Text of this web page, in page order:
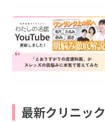
最新クリニック